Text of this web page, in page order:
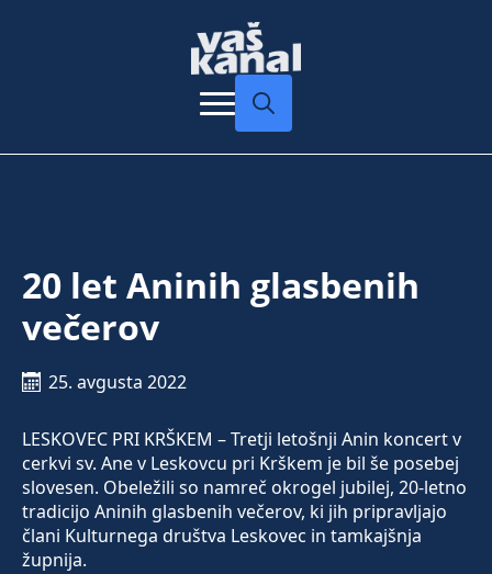
20 let Aninih glasbenih
večerov
25. avgusta 2022
LESKOVEC PRI KRŠKEM – Tretji letošnji Anin koncert v
cerkvi sv. Ane v Leskovcu pri Krškem je bil še posebej
slovesen. Obeležili so namreč okrogel jubilej, 20-letno
tradicijo Aninih glasbenih večerov, ki jih pripravljajo
člani Kulturnega društva Leskovec in tamkajšnja
župnija.